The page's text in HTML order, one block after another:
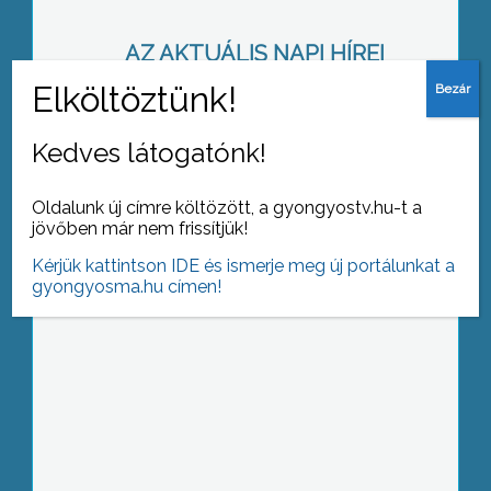
AZ AKTUÁLIS NAPI HÍREI
dönteniük
Kedves látogatónk!
Oldalunk új címre költözött, a gyongyostv.hu-t a
jövőben már nem frissítjük!
Kérjük kattintson IDE és ismerje meg új portálunkat a
gyongyosma.hu címen!